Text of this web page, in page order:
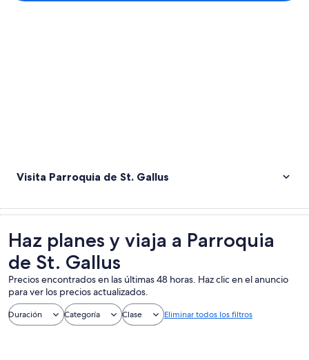
Visita Parroquia de St. Gallus
Haz planes y viaja a Parroquia
de St. Gallus
Precios encontrados en las últimas 48 horas. Haz clic en el anuncio
para ver los precios actualizados.
Duración Categoría Clase Eliminar todos los filtros